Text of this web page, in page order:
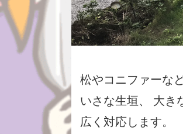
松やコニファーな
いさな生垣、 大き
広く対応します。